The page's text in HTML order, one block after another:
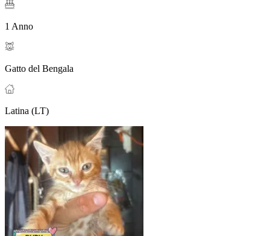
1 Anno
Gatto del Bengala
Latina (LT)